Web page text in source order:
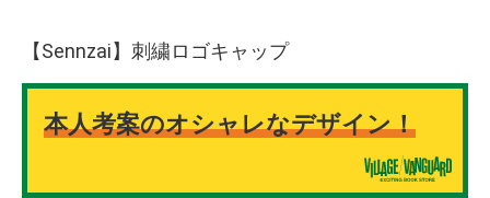
【Sennzai】刺繍ロゴキャップ
本人考案のオシャレなデザイン！